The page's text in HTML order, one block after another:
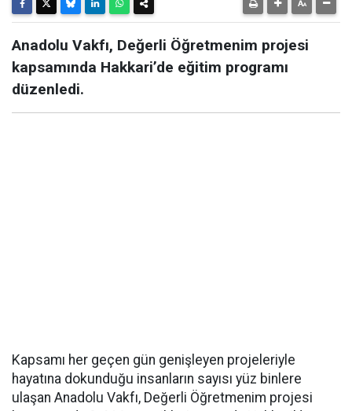
Anadolu Vakfı, Değerli Öğretmenim projesi
kapsamında Hakkari’de eğitim programı
düzenledi.
Kapsamı her geçen gün genişleyen projeleriyle
hayatına dokunduğu insanların sayısı yüz binlere
ulaşan Anadolu Vakfı, Değerli Öğretmenim projesi